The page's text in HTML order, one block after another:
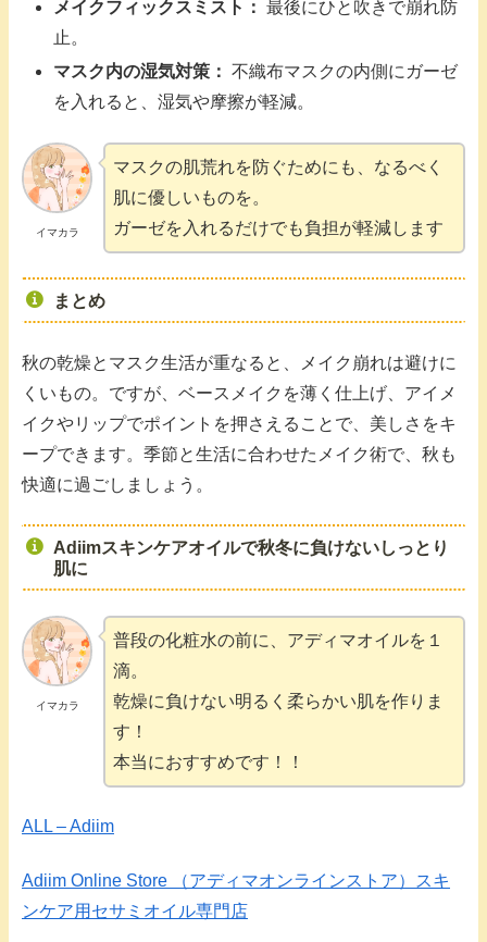
メイクフィックスミスト： 最後にひと吹きで崩れ防
止。
マスク内の湿気対策： 不織布マスクの内側にガーゼ
を入れると、湿気や摩擦が軽減。
イマカラ
マスクの肌荒れを防ぐためにも、なるべく
肌に優しいものを。
ガーゼを入れるだけでも負担が軽減します
まとめ
秋の乾燥とマスク生活が重なると、メイク崩れは避けに
くいもの。ですが、ベースメイクを薄く仕上げ、アイメ
イクやリップでポイントを押さえることで、美しさをキ
ープできます。季節と生活に合わせたメイク術で、秋も
快適に過ごしましょう。
Adiimスキンケアオイルで秋冬に負けないしっとり
肌に
イマカラ
普段の化粧水の前に、アディマオイルを１
滴。
乾燥に負けない明るく柔らかい肌を作りま
す！
本当におすすめです！！
ALL – Adiim
Adiim Online Store （アディマオンラインストア）スキ
ンケア用セサミオイル専門店